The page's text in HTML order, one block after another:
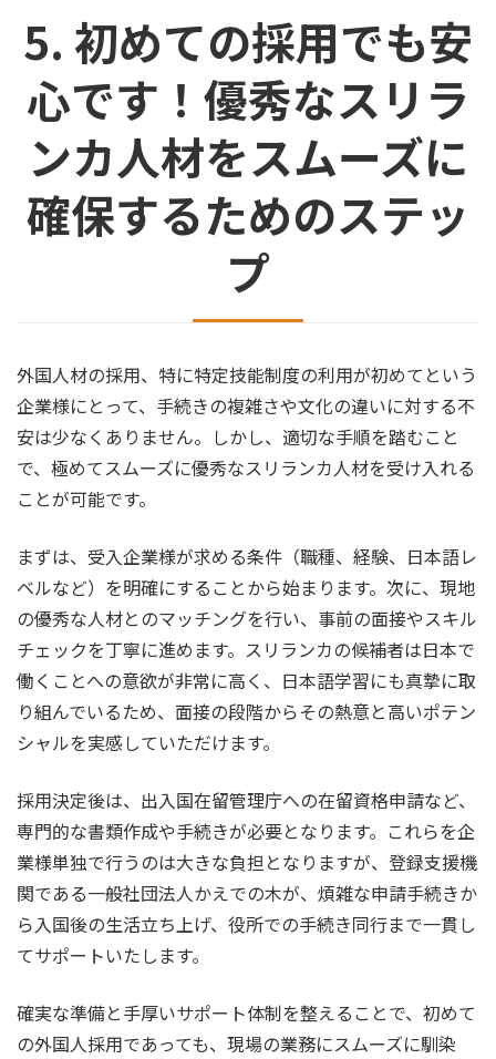
5. 初めての採用でも安
心です！優秀なスリラ
ンカ人材をスムーズに
確保するためのステッ
プ
外国人材の採用、特に特定技能制度の利用が初めてという
企業様にとって、手続きの複雑さや文化の違いに対する不
安は少なくありません。しかし、適切な手順を踏むこと
で、極めてスムーズに優秀なスリランカ人材を受け入れる
ことが可能です。
まずは、受入企業様が求める条件（職種、経験、日本語レ
ベルなど）を明確にすることから始まります。次に、現地
の優秀な人材とのマッチングを行い、事前の面接やスキル
チェックを丁寧に進めます。スリランカの候補者は日本で
働くことへの意欲が非常に高く、日本語学習にも真摯に取
り組んでいるため、面接の段階からその熱意と高いポテン
シャルを実感していただけます。
採用決定後は、出入国在留管理庁への在留資格申請など、
専門的な書類作成や手続きが必要となります。これらを企
業様単独で行うのは大きな負担となりますが、登録支援機
関である一般社団法人かえでの木が、煩雑な申請手続きか
ら入国後の生活立ち上げ、役所での手続き同行まで一貫し
てサポートいたします。
確実な準備と手厚いサポート体制を整えることで、初めて
の外国人採用であっても、現場の業務にスムーズに馴染